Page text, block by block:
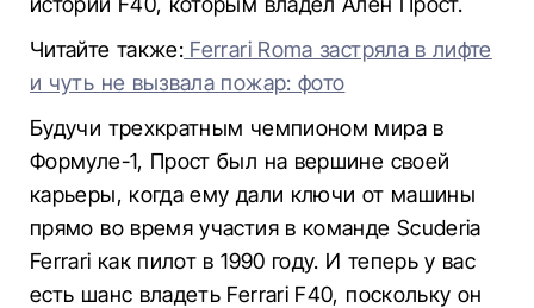
Читайте также: Ferrari Roma застряла в лифте
и чуть не вызвала пожар: фото
Будучи трехкратным чемпионом мира в
Формуле-1, Прост был на вершине своей
карьеры, когда ему дали ключи от машины
прямо во время участия в команде Scuderia
Ferrari как пилот в 1990 году. И теперь у вас
есть шанс владеть Ferrari F40, поскольку он